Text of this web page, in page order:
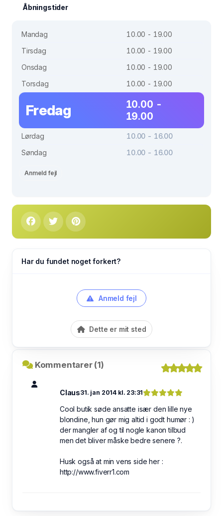
Åbningstider
Mandag
10.00 - 19.00
Tirsdag
10.00 - 19.00
Onsdag
10.00 - 19.00
Torsdag
10.00 - 19.00
Fredag
10.00 -
19.00
Lørdag
10.00 - 16.00
Søndag
10.00 - 16.00
Anmeld fejl
Har du fundet noget forkert?
Anmeld fejl
Dette er mit sted
Kommentarer (1)
Claus31. jan 2014 kl. 23:31
Cool butik søde ansatte især den lille nye
blondine, hun gør mig altid i godt humør : )
der mangler af og til nogle kanon tilbud
men det bliver måske bedre senere ?.
Husk også at min vens side her :
http://www.fiverr1.com